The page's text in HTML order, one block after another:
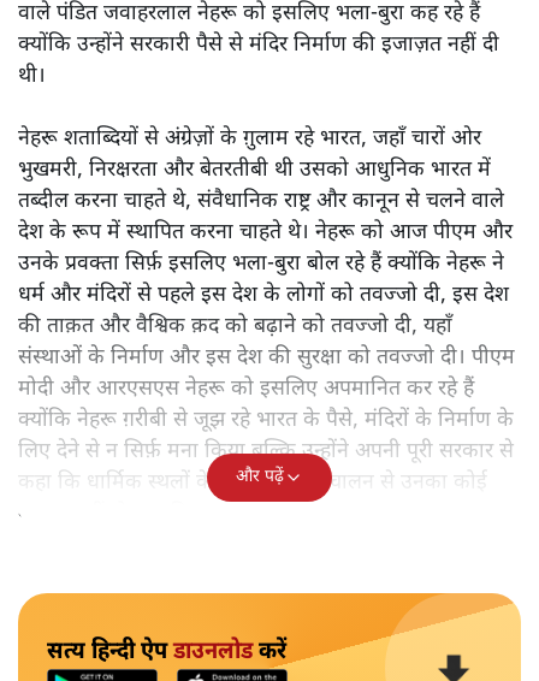
रहा है, भारत की विदेश नीति आज़ादी के बाद अपने सबसे निचले
दौर में है और जब 140 करोड़ लोगों के प्रतिनिधि यानी भारत के
प्रधानमंत्री को दबाव में डालकर फैसले करवाए जा रहे हैं, उस समय
सोमनाथ मंदिर पर अपना फोकस कर रहे हैं। जैसे इस समय देश में
सोमनाथ मंदिर के अलावा कोई मुद्दा ही नहीं। पीएम मोदी ख़ुद पर
मुग्ध होकर सोमनाथ यात्रा कर रहे हैं, बीजेपी के प्रवक्ता अख़बारों
में सोमनाथ मंदिर पर लेख लिख रहे हैं, और देश के पहले प्रधानमंत्री
और आज़ादी की लड़ाई में दस सालों तक ब्रिटिश यातनाएँ झेलने
वाले पंडित जवाहरलाल नेहरू को इसलिए भला-बुरा कह रहे हैं
क्योंकि उन्होंने सरकारी पैसे से मंदिर निर्माण की इजाज़त नहीं दी
थी।
नेहरू शताब्दियों से अंग्रेज़ों के ग़ुलाम रहे भारत, जहाँ चारों ओर
भुखमरी, निरक्षरता और बेतरतीबी थी उसको आधुनिक भारत में
तब्दील करना चाहते थे, संवैधानिक राष्ट्र और कानून से चलने वाले
देश के रूप में स्थापित करना चाहते थे। नेहरू को आज पीएम और
की ताक़त और वैश्विक क़द को बढ़ाने को तवज्जो दी, यहाँ
संस्थाओं के निर्माण और इस देश की सुरक्षा को तवज्जो दी। पीएम
मोदी और आरएसएस नेहरू को इसलिए अपमानित कर रहे हैं